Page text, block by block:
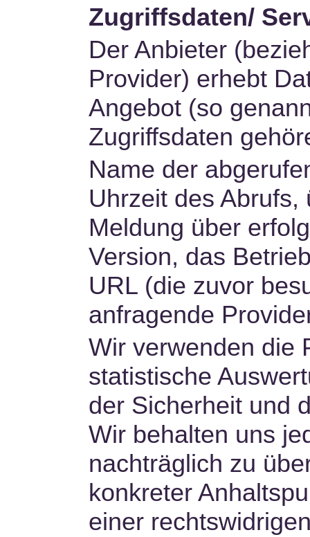
Zugriffsdaten/
Der Anbieter
Provider) erhebt
Angebot (so
Zugriffsdaten
Name der
Uhrzeit des
Meldung über
Version, das
URL (die zuvor
anfragende
Wir verwenden die
statistische
der Sicherheit und
Wir behalten uns
nachträglich zu
konkreter
einer